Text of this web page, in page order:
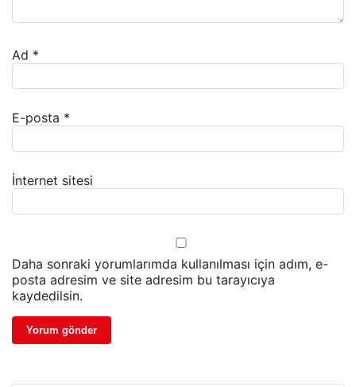
Ad *
E-posta *
İnternet sitesi
Daha sonraki yorumlarımda kullanılması için adım, e-
posta adresim ve site adresim bu tarayıcıya
kaydedilsin.